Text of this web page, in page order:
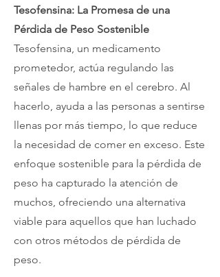
Tesofensina: La Promesa de una
Pérdida de Peso Sostenible
Tesofensina, un medicamento
prometedor, actúa regulando las
señales de hambre en el cerebro. Al
hacerlo, ayuda a las personas a sentirse
llenas por más tiempo, lo que reduce
la necesidad de comer en exceso. Este
enfoque sostenible para la pérdida de
peso ha capturado la atención de
muchos, ofreciendo una alternativa
viable para aquellos que han luchado
con otros métodos de pérdida de
peso.